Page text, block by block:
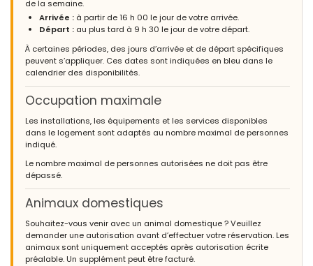
de la semaine.
Arrivée : à partir de 16 h 00 le jour de votre arrivée.
Départ : au plus tard à 9 h 30 le jour de votre départ.
À certaines périodes, des jours d’arrivée et de départ spécifiques
peuvent s’appliquer. Ces dates sont indiquées en bleu dans le
calendrier des disponibilités.
Occupation maximale
Les installations, les équipements et les services disponibles
dans le logement sont adaptés au nombre maximal de personnes
indiqué.
Le nombre maximal de personnes autorisées ne doit pas être
dépassé.
Animaux domestiques
Souhaitez-vous venir avec un animal domestique ? Veuillez
demander une autorisation avant d’effectuer votre réservation. Les
animaux sont uniquement acceptés après autorisation écrite
préalable. Un supplément peut être facturé.